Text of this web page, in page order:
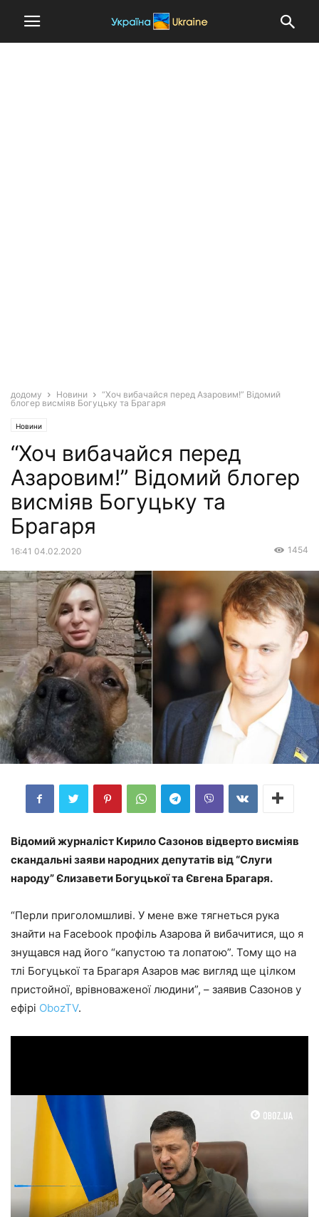
додому Новини
“Хоч вибачайся перед Азаровим!” Відомий
блогер висміяв Богуцьку та Брагаря
Новини
“Хоч вибачайся перед
Азаровим!” Відомий блогер
висміяв Богуцьку та
Брагаря
16:41 04.02.2020 1454
Відомий журналіст Кирило Сазонов відверто висміяв
скандальні заяви народних депутатів від “Слуги
народу” Єлизавети Богуцької та Євгена Брагаря.
“Перли приголомшливі. У мене вже тягнеться рука
знайти на Facebook профіль Азарова й вибачитися, що я
знущався над його “капустою та лопатою”. Тому що на
тлі Богуцької та Брагаря Азаров має вигляд ще цілком
пристойної, врівноваженої людини”, – заявив Сазонов у
ефірі ObozTV.